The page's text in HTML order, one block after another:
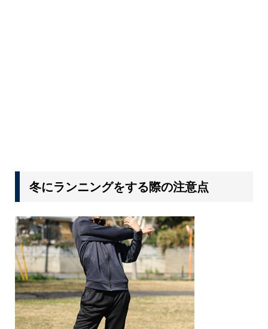
冬にランニングをする際の注意点